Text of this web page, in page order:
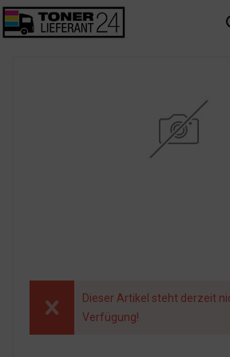
Dieser Artikel steht derzeit
Verfügung!